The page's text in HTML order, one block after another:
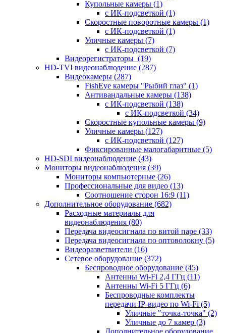
Купольные камеры (1)
с ИК-подсветкой (1)
Скоростные поворотные камеры (1)
с ИК-подсветкой (1)
Уличные камеры (7)
с ИК-подсветкой (7)
Видеорегистраторы (19)
HD-TVI видеонаблюдение (287)
Видеокамеры (287)
FishEye камеры "Рыбий глаз" (1)
Антивандальные камеры (138)
с ИК-подсветкой (138)
с ИК-подсветкой (34)
Скоростные купольные камеры (9)
Уличные камеры (127)
с ИК-подсветкой (127)
Фиксированные малогабаритные (5)
HD-SDI видеонаблюдение (43)
Мониторы видеонаблюдения (39)
Мониторы компьютерные (26)
Профессиональные для видео (13)
Соотношение сторон 16:9 (11)
Дополнительное оборудование (682)
Расходные материалы для
видеонаблюдения (80)
Передача видеосигнала по витой паре (33)
Передача видеосигнала по оптоволокну (5)
Видеоразветвители (16)
Сетевое оборудование (372)
Беспроводное оборудование (45)
Антенны Wi-Fi 2,4 ГГц (11)
Антенны Wi-Fi 5 ГГц (6)
Беспроводные комплекты
передачи IP-видео по Wi-Fi (5)
Уличные "точка-точка" (2)
Уличные до 7 камер (3)
Дополнительное оборудование